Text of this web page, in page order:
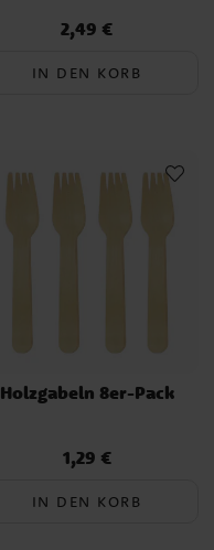
Preis:2,49 €
2,49 €
IN DEN KORB
Holzgabeln 8er-Pack
Preis:1,29 €
1,29 €
IN DEN KORB